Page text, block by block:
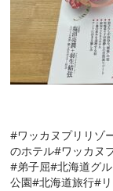
#ワッカヌプリリゾ
のホテル#ワッカヌ
#弟子屈#北海道グ
公園#北海道旅行#